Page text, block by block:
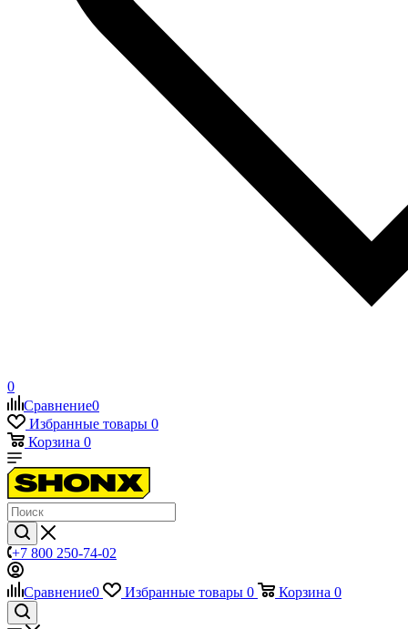
0
Сравнение0
Избранные товары 0
Корзина 0
+7 800 250-74-02
Сравнение0 Избранные товары 0 Корзина 0